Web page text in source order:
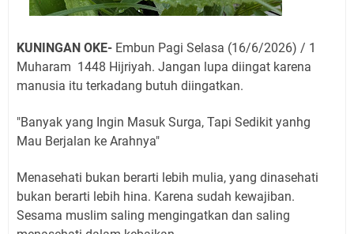
KUNINGAN OKE- Embun Pagi Selasa (16/6/2026) / 1
Muharam 1448 Hijriyah. Jangan lupa diingat karena
manusia itu terkadang butuh diingatkan.
"Banyak yang Ingin Masuk Surga, Tapi Sedikit yanhg
Mau Berjalan ke Arahnya"
Menasehati bukan berarti lebih mulia, yang dinasehati
bukan berarti lebih hina. Karena sudah kewajiban.
Sesama muslim saling mengingatkan dan saling